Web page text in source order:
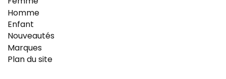
Homme
Enfant
Nouveautés
Marques
Plan du site